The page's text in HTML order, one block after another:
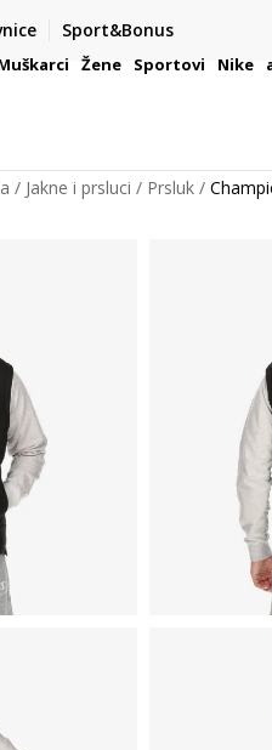
Sport&Bonus
ZA POTROŠAČE
Žene Sportovi Nike
Jakne i prsluci Prsluk